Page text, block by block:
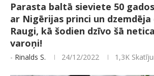
Parasta baltā sieviete 50
ar Nigērijas princi un dzemdēja
Raugi, kā šodien dzīvo šā
varoņi!
- Rinalds S. 24/12/2022 1,3K